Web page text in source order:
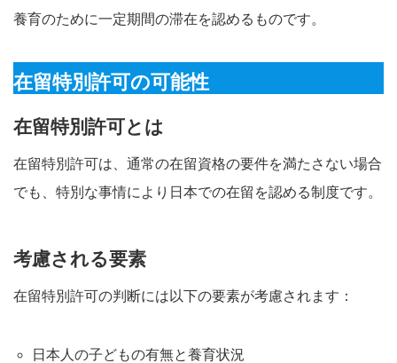
養育のために一定期間の滞在を認めるものです。
在留特別許可の可能性
在留特別許可とは
在留特別許可は、通常の在留資格の要件を満たさない場合
でも、特別な事情により日本での在留を認める制度です。
考慮される要素
在留特別許可の判断には以下の要素が考慮されます：
日本人の子どもの有無と養育状況